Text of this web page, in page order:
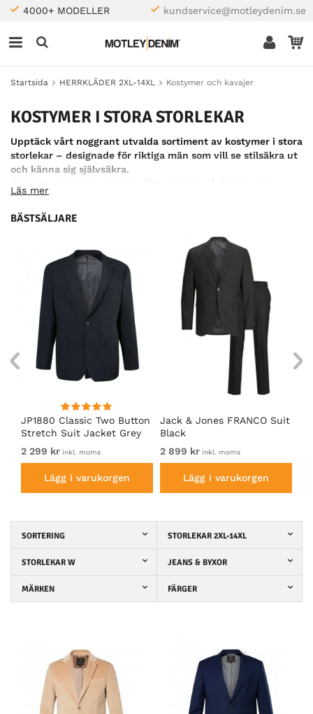
4000+ MODELLER kundservice@motleydenim.se
Startsida HERRKLÄDER 2XL-14XL Kostymer och kavajer
KOSTYMER I STORA STORLEKAR
Upptäck vårt noggrant utvalda sortiment av kostymer i stora
storlekar – designade för riktiga män som vill se stilsäkra ut
och känna sig självsäkra.
formella tillfällen – vi har kostymen för dig.
Välj bland välkända varumärken som:
– Bekväma och eleganta snitt, anpassade för
större kroppstyper.
Jack & Jones – Moderna silhuetter, fräscha designer
och den perfekta balansen mellan snyggt och
avslappnat – i utökade storlekar.
Läs mer
BÄSTSÄLJARE
JP1880 Classic Two Button
Stretch Suit Jacket Grey
2 299 kr inkl. moms
Lägg i varukorgen
Jack & Jones FRANCO Suit
Black
2 899 kr inkl. moms
Lägg i varukorgen
SORTERING STORLEKAR 2XL-14XL
STORLEKAR W JEANS & BYXOR
MÄRKEN FÄRGER